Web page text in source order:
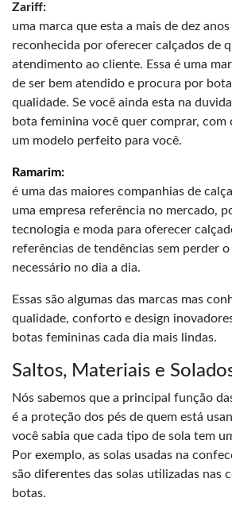
Zariff:
uma marca que esta a mais de dez
reconhecida por oferecer calçados de
atendimento ao cliente. Essa é uma
de ser bem atendido e procura por
qualidade. Se você ainda esta na
bota feminina você quer comprar, com
um modelo perfeito para você.
Ramarim:
é uma das maiores companhias de
uma empresa referência no mercado,
tecnologia e moda para oferecer
referências de tendências sem perder
necessário no dia a dia.
Essas são algumas das marcas mas
qualidade, conforto e design
botas femininas cada dia mais lindas.
Saltos, Materiais e
Nós sabemos que a principal função
é a proteção dos pés de quem está
você sabia que cada tipo de sola tem
Por exemplo, as solas usadas na
são diferentes das solas utilizadas nas
botas.